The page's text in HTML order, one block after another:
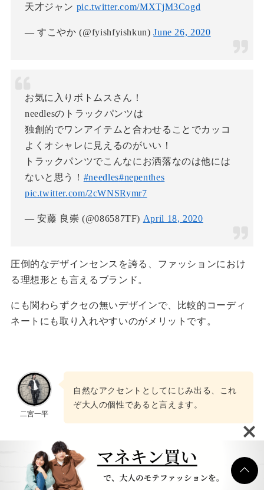
天才ジャン pic.twitter.com/MXTjM3Cogd
— すこやか (@fyishfyishkun)June 26, 2020
お気に入りボトムスさん！
needlesのトラックパンツは
独創的でワンアイテムと合わせることでカッコ
よくオシャレに見えるのがいい！
トラックパンツでこんなにお洒落なのは他には
ないと思う！ #needles#nepenthes
pic.twitter.com/2cWNSRymr7
— 安藤 良崇 (@086587TF) April 18, 2020
圧倒的なデザインセンスを誇る、ファッションにおけ
る理想形とも言えるブランド。
にも関わらずクセの無いデザインで、比較的コーディ
ネートにも取り入れやすいのがメリットです。
二宮一平
自然なアクセントとしてにじみ出る、これ
ぞ大人の個性であると言えます。
ツイート内容まとめ